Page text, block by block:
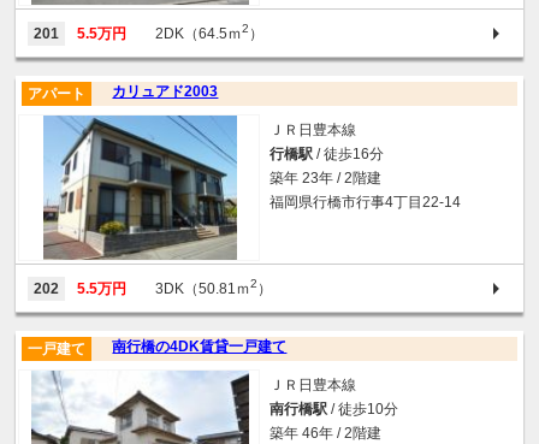
201 5.5万円 2DK（64.5ｍ2 ）
カリュアド2003
アパート
ＪＲ日豊本線
行橋駅 / 徒歩16分
築年 23年 / 2階建
福岡県行橋市行事4丁目22-14
202 5.5万円 3DK（50.81ｍ2 ）
南行橋の4DK賃貸一戸建て
一戸建て
ＪＲ日豊本線
南行橋駅 / 徒歩10分
築年 46年 / 2階建